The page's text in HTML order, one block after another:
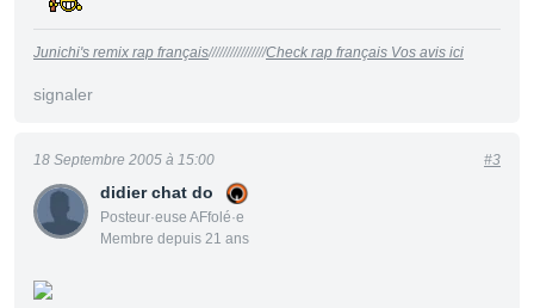
Junichi's remix rap français////////////////Check rap français Vos avis ici
signaler
didier chat do
Posteur·euse AFfolé·e
Membre depuis 21 ans
18 Septembre 2005 à 15:00 #3